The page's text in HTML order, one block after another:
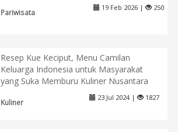
Pariwisata
19 Feb 2026 | 250
Resep Kue Keciput, Menu Camilan
Keluarga Indonesia untuk Masyarakat
yang Suka Memburu Kuliner Nusantara
Kuliner
23 Jul 2024 | 1827